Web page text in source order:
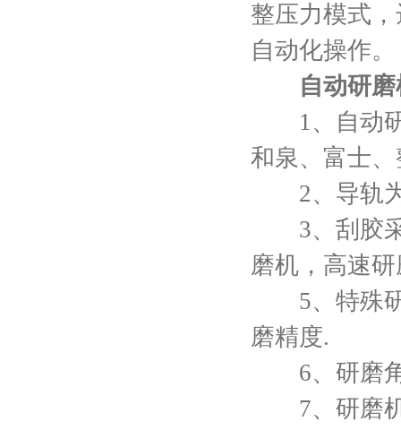
整压力模式
自动化操作。
自动研
1、自动研
和泉、富士
2、导轨为
3、刮胶采
磨机，高速
5、特殊研
磨精度.
6、研磨角
7、研磨机